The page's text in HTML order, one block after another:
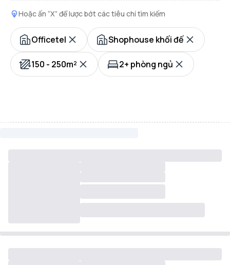
Hoặc ấn “X” để lược bớt các tiêu chí tìm kiếm
Officetel Shophouse khối đế
150 - 250m² 2+ phòng ngủ